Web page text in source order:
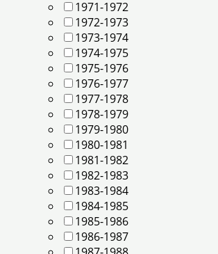
1971-1972
1972-1973
1973-1974
1974-1975
1975-1976
1976-1977
1977-1978
1978-1979
1979-1980
1980-1981
1981-1982
1982-1983
1983-1984
1984-1985
1985-1986
1986-1987